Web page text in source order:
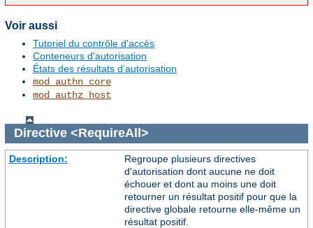
Voir aussi
Tutoriel du contrôle d'accès
Conteneurs d'autorisation
États des résultats d’autorisation
mod_authn_core
mod_authz_host
Directive <RequireAll>
Description:
Regroupe plusieurs directives
d'autorisation dont aucune ne doit
échouer et dont au moins une doit
retourner un résultat positif pour que la
directive globale retourne elle-même un
résultat positif.